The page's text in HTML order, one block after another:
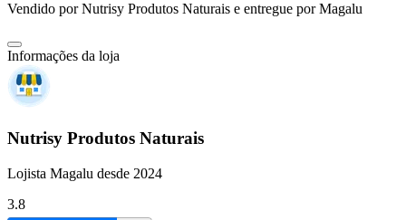
Vendido porNutrisy Produtos Naturais e entregue por Magalu
Informações da loja
Nutrisy Produtos Naturais
Lojista Magalu desde 2024
3.8